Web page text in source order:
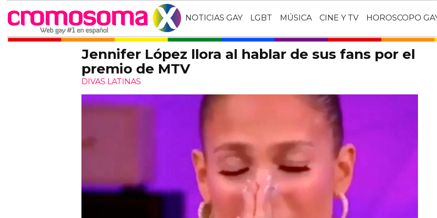
NOTICIAS GAY LGBT MÚSICA CINE Y TV HOROSCOPO
Jennifer López llora al hablar de sus fans por el
premio de MTV
DIVAS LATINAS